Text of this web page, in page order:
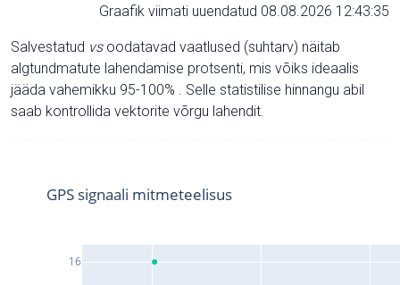
Graafik viimati uuendatud 08.08.2026 12:43:35
Salvestatud vsoodatavad vaatlused (suhtarv) näitab
algtundmatute lahendamise protsenti, mis võiks ideaalis
jääda vahemikku 95-100% . Selle statistilise hinnangu abil
saab kontrollida vektorite võrgu lahendit.
16
GPS signaali mitmeteelisus